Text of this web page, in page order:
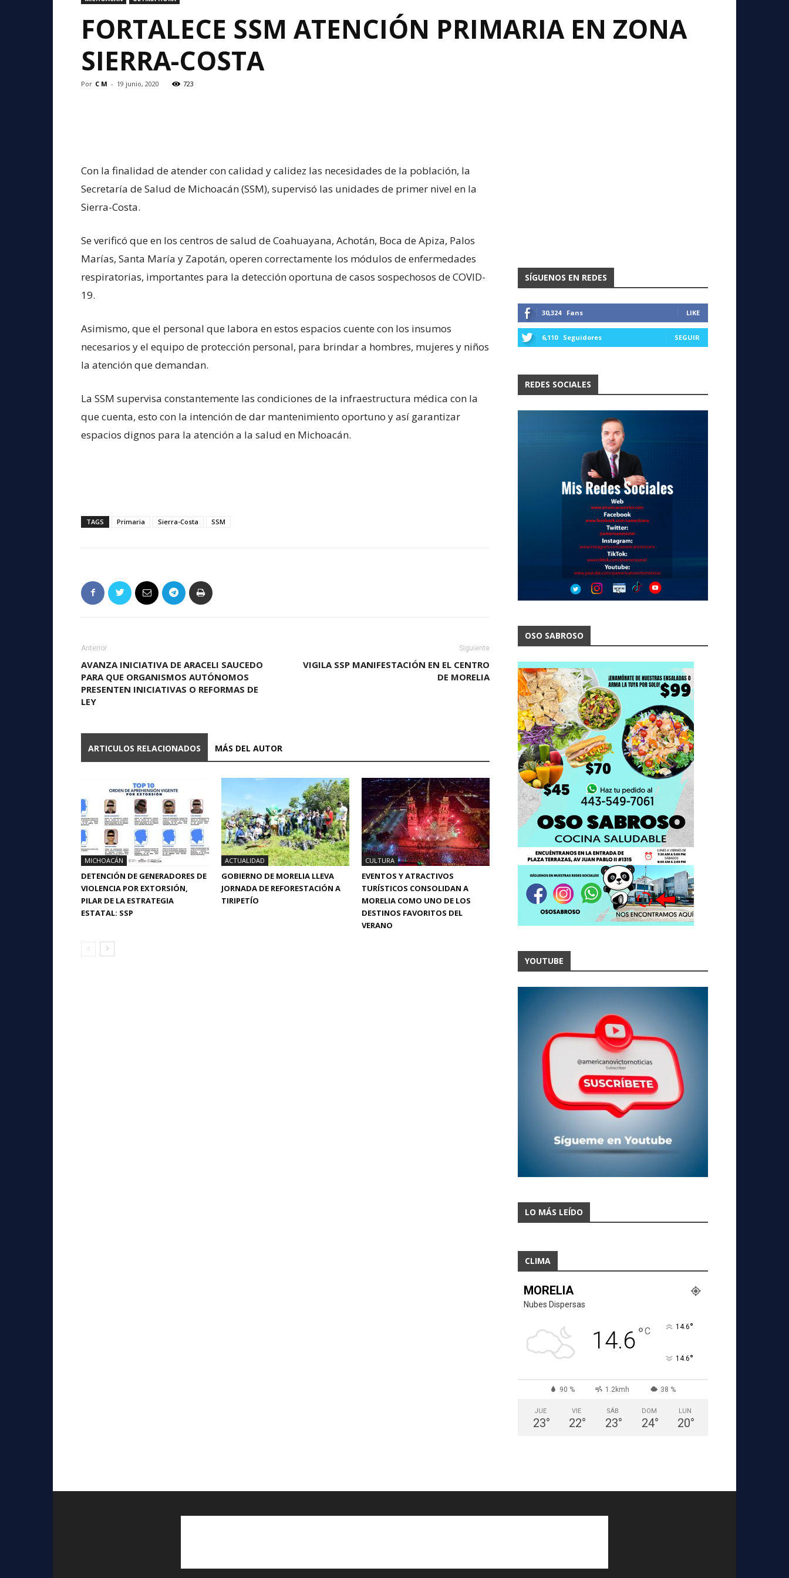
FORTALECE SSM ATENCIÓN PRIMARIA EN ZONA
SIERRA-COSTA
Por C M - 19 junio, 2020 723
Con la finalidad de atender con calidad y calidez las necesidades de la población, la
Secretaría de Salud de Michoacán (SSM), supervisó las unidades de primer nivel en la
Sierra-Costa.
Se verificó que en los centros de salud de Coahuayana, Achotán, Boca de Apiza, Palos
Marías, Santa María y Zapotán, operen correctamente los módulos de enfermedades
respiratorias, importantes para la detección oportuna de casos sospechosos de COVID-
19.
Asimismo, que el personal que labora en estos espacios cuente con los insumos
necesarios y el equipo de protección personal, para brindar a hombres, mujeres y niños
la atención que demandan.
La SSM supervisa constantemente las condiciones de la infraestructura médica con la
que cuenta, esto con la intención de dar mantenimiento oportuno y así garantizar
espacios dignos para la atención a la salud en Michoacán.
TAGS Primaria Sierra-Costa SSM
Anterior
AVANZA INICIATIVA DE ARACELI SAUCEDO
PARA QUE ORGANISMOS AUTÓNOMOS
PRESENTEN INICIATIVAS O REFORMAS DE
LEY
Siguiente
VIGILA SSP MANIFESTACIÓN EN EL CENTRO
DE MORELIA
ARTICULOS RELACIONADOS MÁS DEL AUTOR
MICHOACÁN
DETENCIÓN DE GENERADORES DE
VIOLENCIA POR EXTORSIÓN,
PILAR DE LA ESTRATEGIA
ESTATAL: SSP
ACTUALIDAD
GOBIERNO DE MORELIA LLEVA
JORNADA DE REFORESTACIÓN A
TIRIPETÍO
CULTURA
EVENTOS Y ATRACTIVOS
TURÍSTICOS CONSOLIDAN A
MORELIA COMO UNO DE LOS
DESTINOS FAVORITOS DEL
VERANO
SÍGUENOS EN REDES
30,324 Fans LIKE
6,110 Seguidores SEGUIR
REDES SOCIALES
OSO SABROSO
YOUTUBE
LO MÁS LEÍDO
CLIMA
MORELIA
Nubes Dispersas
14.6°C 14.6°
14.6°
90 % 1.2kmh 38 %
JUE
23°
VIE
22°
SÁB
23°
DOM
24°
LUN
20°